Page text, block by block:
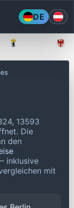
DE
13593
Die
den
inklusive
mit